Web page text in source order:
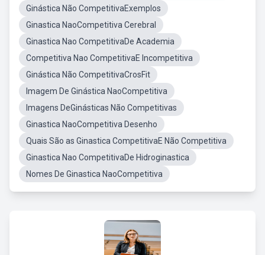
Ginástica Não CompetitivaExemplos
Ginastica NaoCompetitiva Cerebral
Ginastica Nao CompetitivaDe Academia
Competitiva Nao CompetitivaE Incompetitiva
Ginástica Não CompetitivaCrosFit
Imagem De Ginástica NaoCompetitiva
Imagens DeGinásticas Não Competitivas
Ginastica NaoCompetitiva Desenho
Quais São as Ginastica CompetitivaE Não Competitiva
Ginastica Nao CompetitivaDe Hidroginastica
Nomes De Ginastica NaoCompetitiva